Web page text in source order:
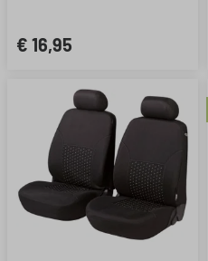
€ 16,95